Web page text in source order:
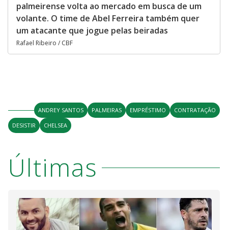
palmeirense volta ao mercado em busca de um
volante. O time de Abel Ferreira também quer
um atacante que jogue pelas beiradas
Rafael Ribeiro / CBF
ANDREY SANTOS PALMEIRAS EMPRÉSTIMO
CONTRATAÇÃO
DESISTIR
CHELSEA
Últimas